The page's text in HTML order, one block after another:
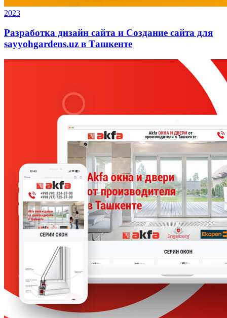
2023
Разработка дизайн сайта и Создание сайта для
sayyohgardens.uz в Ташкенте